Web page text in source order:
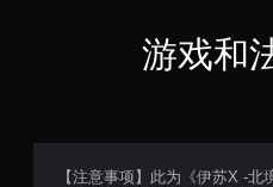
游戏和
【注意事项】此为《伊苏X -